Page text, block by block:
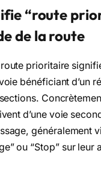
“route
de la route
prioritaire
bénéficiant d’un
d’une voie
généralement
ou “Stop” sur leur